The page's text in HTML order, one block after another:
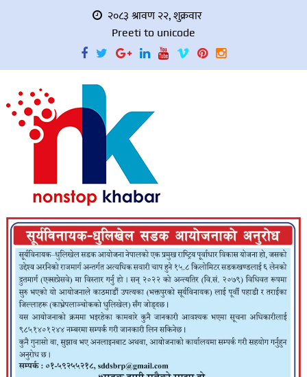
२०८३ श्रावण २२, शुक्रवार
Preeti to unicode